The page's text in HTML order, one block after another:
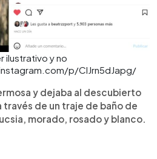
ilustrativo y no
p/ClJrn5dJapg/
y dejaba al descubierto
de un traje de baño de
morado, rosado y blanco.